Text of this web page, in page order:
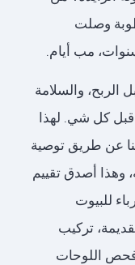
وصلت
مب أيام.
الربح، والسلامة
قبل كل شي. لهذا
عن طريق توصية
وهذا أصدق تقييم
للبيوت
تركيب
فحص اللوحات